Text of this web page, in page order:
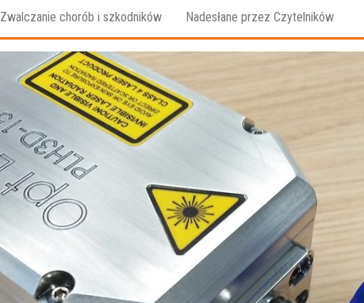
Zwalczanie chorób i szkodników Nadesłane przez Czytelników